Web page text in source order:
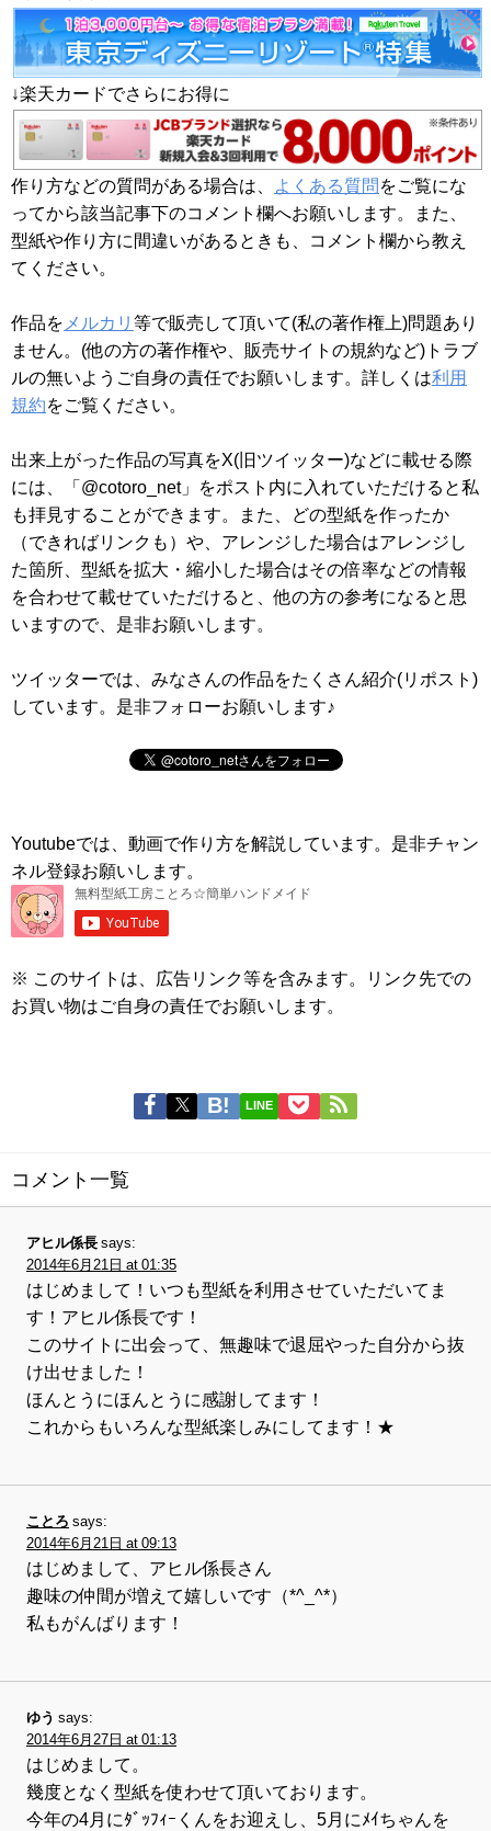
↓楽天カードでさらにお得に
作り方などの質問がある場合は、 よくある質問 をご覧にな
ってから該当記事下のコメント欄へお願いします。また、
型紙や作り方に間違いがあるときも、コメント欄から教え
てください。
作品を メルカリ 等で販売して頂いて(私の著作権上)問題あり
ません。(他の方の著作権や、販売サイトの規約など)トラブ
ルの無いようご自身の責任でお願いします。詳しくは利用
規約をご覧ください。
出来上がった作品の写真をX(旧ツイッター)などに載せる際
には、「@cotoro_net」をポスト内に入れていただけると私
も拝見することができます。また、どの型紙を作ったか
（できればリンクも）や、アレンジした場合はアレンジし
た箇所、型紙を拡大・縮小した場合はその倍率などの情報
を合わせて載せていただけると、他の方の参考になると思
いますので、是非お願いします。
ツイッターでは、みなさんの作品をたくさん紹介(リポスト)
しています。是非フォローお願いします♪
Youtubeでは、動画で作り方を解説しています。是非チャン
ネル登録お願いします。
※ このサイトは、広告リンク等を含みます。リンク先での
お買い物はご自身の責任でお願いします。
LINE
コメント一覧
アヒル係長 says:
2014年6月21日 at 01:35
はじめまして！いつも型紙を利用させていただいてま
す！アヒル係長です！
このサイトに出会って、無趣味で退屈やった自分から抜
け出せました！
ほんとうにほんとうに感謝してます！
これからもいろんな型紙楽しみにしてます！★
ことろ says:
2014年6月21日 at 09:13
はじめまして、アヒル係長さん
趣味の仲間が増えて嬉しいです（*^_^*）
私もがんばります！
ゆう says:
2014年6月27日 at 01:13
はじめまして。
幾度となく型紙を使わせて頂いております。
今年の4月にﾀﾞｯﾌｨｰくんをお迎えし、5月にﾒｲちゃんを